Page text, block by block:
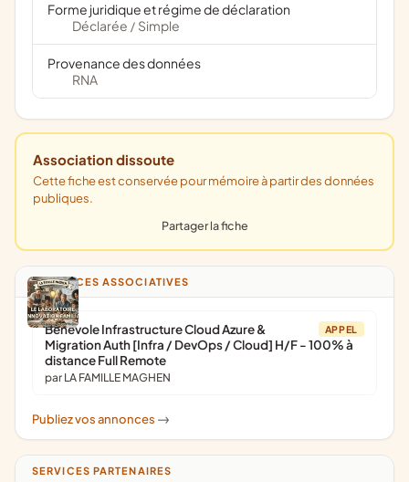
Forme juridique et régime de déclaration
Déclarée / Simple
Provenance des données
RNA
Association dissoute
Cette fiche est conservée pour mémoire à partir des données
publiques.
Partager la fiche
ANNONCES ASSOCIATIVES
APPEL
Bénévole Infrastructure Cloud Azure &
Migration Auth [Infra / DevOps / Cloud] H/F - 100% à
distance Full Remote
par LA FAMILLE MAGHEN
Publiez vos annonces ->
SERVICES PARTENAIRES